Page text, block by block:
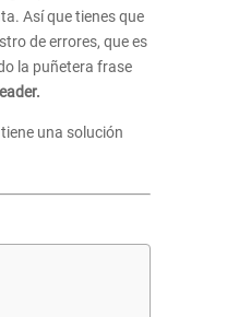
Así que tienes que
de errores, que es
la puñetera frase
una solución